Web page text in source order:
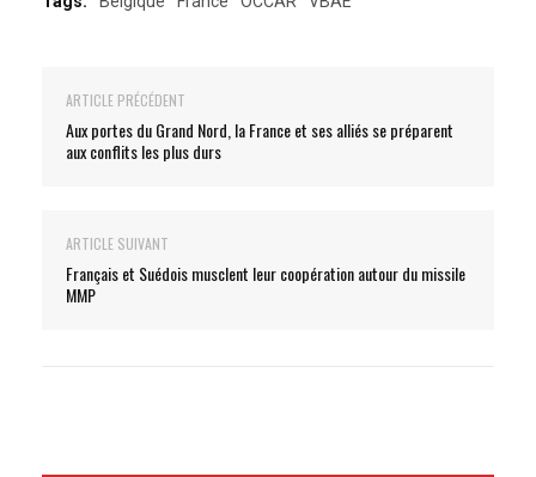
ARTICLE PRÉCÉDENT
Aux portes du Grand Nord, la France et ses alliés se préparent
aux conflits les plus durs
ARTICLE SUIVANT
Français et Suédois musclent leur coopération autour du missile
MMP